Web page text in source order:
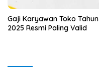
Gaji Karyawan Toko Tahun
2025 Resmi Paling Valid